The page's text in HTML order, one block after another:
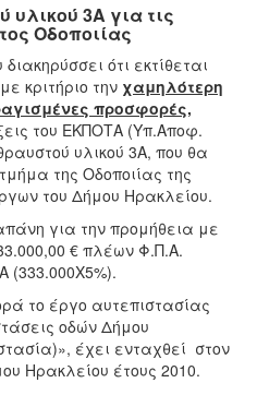
υλικού 3Α για τις
Οδοποιίας
ότι εκτίθεται
κριτήριο την χαμηλότερη
προσφορές,
του ΕΚΠΟΤΑ (Υπ.Αποφ.
υλικού 3Α, που θα
της Οδοποιίας της
του Δήμου Ηρακλείου.
για την προμήθεια με
€ πλέων Φ.Π.Α.
(333.000Χ5%).
το έργο αυτεπιστασίας
οδών Δήμου
έχει ενταχθεί στον
Ηρακλείου έτους 2010.